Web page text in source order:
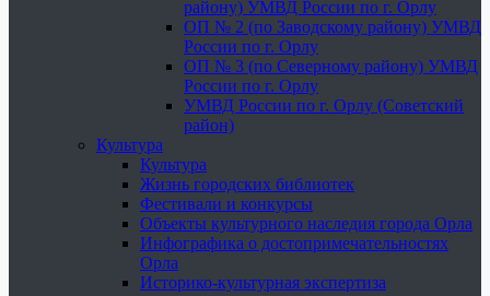
району) УМВД России по г. Орлу
ОП № 2 (по Заводскому району) УМВД
России по г. Орлу
ОП № 3 (по Северному району) УМВД
России по г. Орлу
УМВД России по г. Орлу (Советский
район)
Культура
Культура
Жизнь городских библиотек
Фестивали и конкурсы
Объекты культурного наследия города Орла
Инфографика о достопримечательностях
Орла
Историко-культурная экспертиза